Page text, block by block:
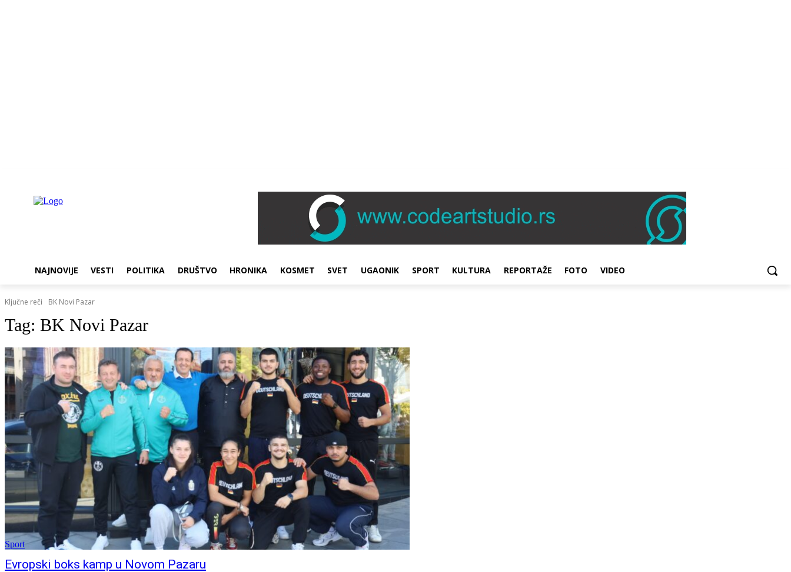
NAJNOVIJE VESTI POLITIKA DRUŠTVO HRONIKA KOSMET SVET UGAONIK SPORT KULTURA REPORTAŽE FOTO VIDEO
Ključne reči BK Novi Pazar
Tag: BK Novi Pazar
Sport
Evropski boks kamp u Novom Pazaru